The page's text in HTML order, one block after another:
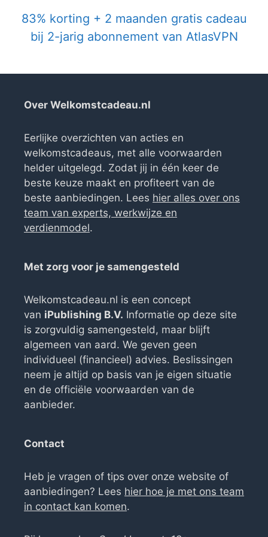
83% korting + 2 maanden gratis cadeau
bij 2-jarig abonnement van AtlasVPN
Over Welkomstcadeau.nl
Eerlijke overzichten van acties en
welkomstcadeaus, met alle voorwaarden
helder uitgelegd. Zodat jij in één keer de
beste keuze maakt en profiteert van de
beste aanbiedingen. Lees hier alles over ons
team van experts, werkwijze en
verdienmodel.
Met zorg voor je samengesteld
Welkomstcadeau.nl is een concept
van iPublishing B.V. Informatie op deze site
is zorgvuldig samengesteld, maar blijft
algemeen van aard. We geven geen
individueel (financieel) advies. Beslissingen
neem je altijd op basis van je eigen situatie
en de officiële voorwaarden van de
aanbieder.
Contact
Heb je vragen of tips over onze website of
aanbiedingen? Lees hier hoe je met ons team
in contact kan komen.